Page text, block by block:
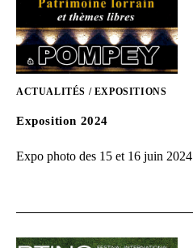
ACTUALITÉS / EXPOSITIONS
Exposition 2024
Expo photo des 15 et 16 juin 2024